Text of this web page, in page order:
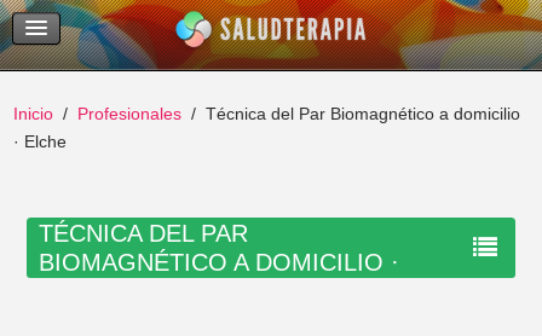
Temas Recientes
Buscar
Inicio Profesionales
Técnica del Par Biomagnético a domicilio
· Elche
TÉCNICA DEL PAR
BIOMAGNÉTICO A DOMICILIO ·